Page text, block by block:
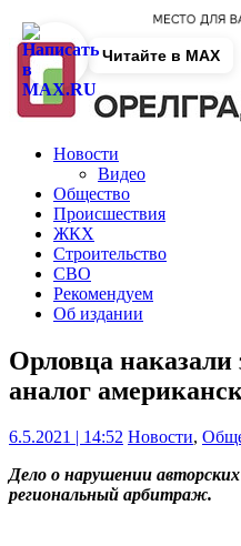
Новости
Видео
Общество
Происшествия
ЖКХ
Строительство
СВО
Рекомендуем
Об издании
Орловца наказали
аналог
6.5.2021 | 14:52 Новости,
Дело о нарушении
региональный арбитраж.
Читайте в MAX